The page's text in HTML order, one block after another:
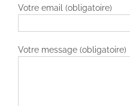
Votre email (obligatoire)
Votre message (obligatoire)